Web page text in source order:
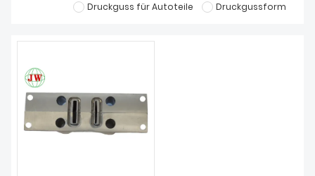
KONTAKTIERE UNS
ÜBER UNS
Druckguss für Autoteile
Druckgussform